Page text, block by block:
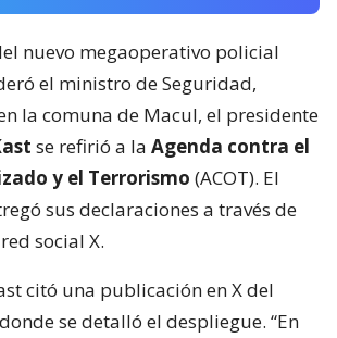
nuevo megaoperativo policial
el ministro de Seguridad,
la comuna de Macul, el presidente
se refirió a la Agenda contra el
y el Terrorismo (ACOT). El
sus declaraciones a través de
social X.
citó una publicación en X del
se detalló el despliegue. “En